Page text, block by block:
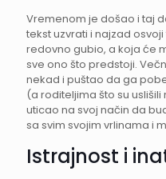
Vremenom je došao i taj
tekst uzvrati i najzad
redovno gubio, a koja će
sve ono što predstoji.
nekad i puštao da ga
(a roditeljima što su
uticao na svoj način da
sa svim svojim vrlinama i
Istrajnost i